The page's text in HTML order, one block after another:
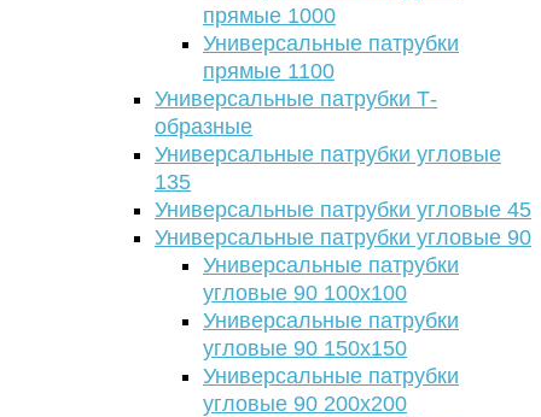
прямые 1000
Универсальные патрубки
прямые 1100
Универсальные патрубки Т-
образные
Универсальные патрубки угловые
135
Универсальные патрубки угловые 45
Универсальные патрубки угловые 90
Универсальные патрубки
угловые 90 100х100
Универсальные патрубки
угловые 90 150х150
Универсальные патрубки
угловые 90 200х200